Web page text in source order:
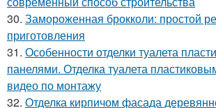
30. Замороженная брокколи: простой
приготовления
31. Особенности отделки туалета
панелями. Отделка туалета
видео по монтажу
32. Отделка кирпичом фасада